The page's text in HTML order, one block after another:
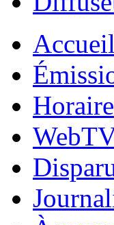
Accueil
Horaire